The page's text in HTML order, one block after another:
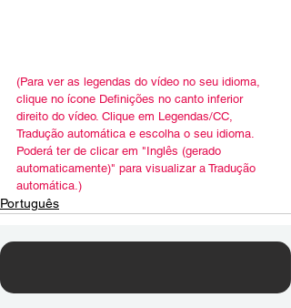
(Para ver as legendas do vídeo no seu idioma,
clique no ícone Definições no canto inferior
direito do vídeo. Clique em Legendas/CC,
Tradução automática e escolha o seu idioma.
Poderá ter de clicar em "Inglês (gerado
automaticamente)" para visualizar a Tradução
automática.)
Português